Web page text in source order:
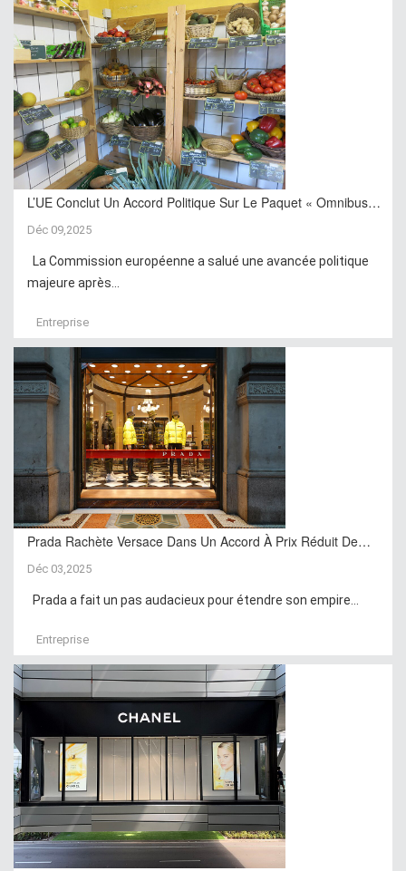
L’UE Conclut Un Accord Politique Sur Le Paquet « Omnibus…
Déc 09,2025
La Commission européenne a salué une avancée politique
majeure après...
Entreprise
Prada Rachète Versace Dans Un Accord À Prix Réduit De…
Déc 03,2025
Prada a fait un pas audacieux pour étendre son empire...
Entreprise